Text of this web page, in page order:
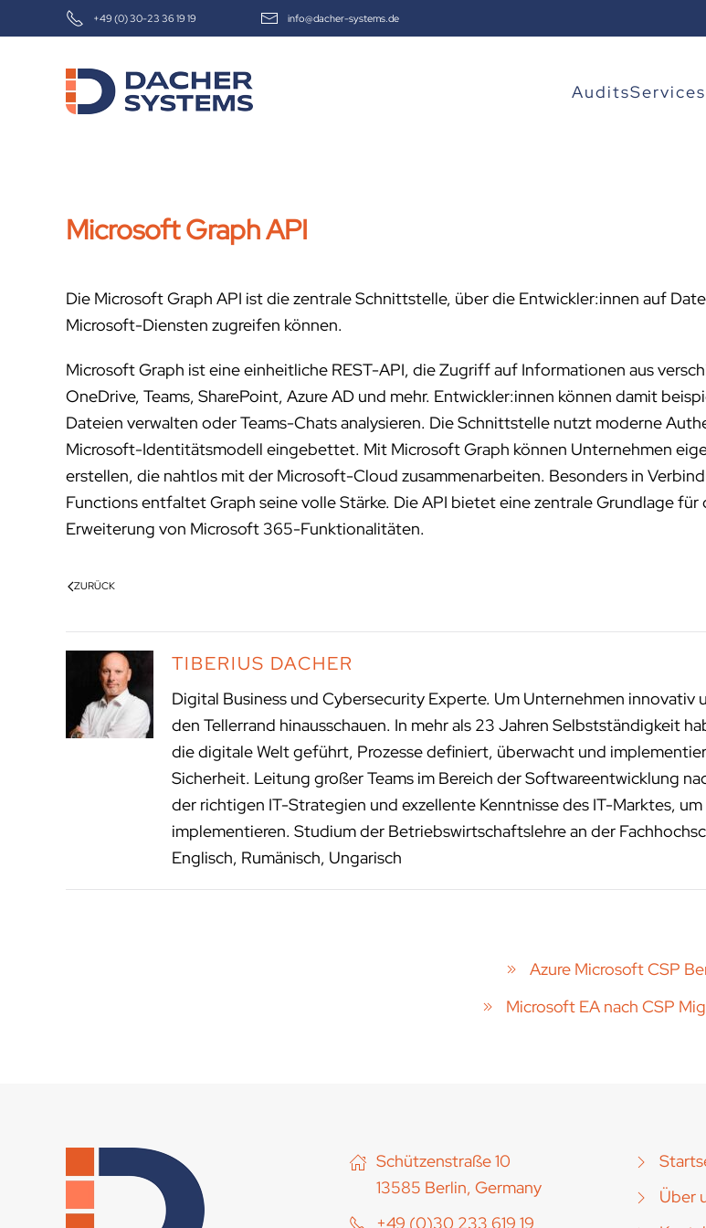
+49 (0) 30-23 36 19 19 info@dacher-systems.de
AuditsServices
Microsoft Graph API
Die Microsoft Graph API ist die zentrale Schnittstelle, über die Entwickler:innen auf
Microsoft-Diensten zugreifen können.
Microsoft Graph ist eine einheitliche REST-API, die Zugriff auf Informationen aus
OneDrive, Teams, SharePoint, Azure AD und mehr. Entwickler:innen können damit
Dateien verwalten oder Teams-Chats analysieren. Die Schnittstelle nutzt moderne
Microsoft-Identitätsmodell eingebettet. Mit Microsoft Graph können Unternehmen
erstellen, die nahtlos mit der Microsoft-Cloud zusammenarbeiten. Besonders in
Functions entfaltet Graph seine volle Stärke. Die API bietet eine zentrale Grundlage
Erweiterung von Microsoft 365-Funktionalitäten.
ZURÜCK
TIBERIUS DACHER
Digital Business und Cybersecurity Experte. Um Unternehmen
den Tellerrand hinausschauen. In mehr als 23 Jahren Selbstständigkeit
die digitale Welt geführt, Prozesse definiert, überwacht und
Sicherheit. Leitung großer Teams im Bereich der Softwareentwicklung
der richtigen IT-Strategien und exzellente Kenntnisse des IT-Marktes,
implementieren. Studium der Betriebswirtschaftslehre an der
Englisch, Rumänisch, Ungarisch
Azure Microsoft CSP
Microsoft EA nach CSP
Schützenstraße 10
13585 Berlin, Germany
+49 (0)30 233 619 19
Über